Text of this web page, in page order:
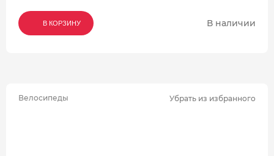
В КОРЗИНУ
В КОРЗИНУ
В КОРЗИНУ В наличии
Велосипеды Убрать из избранного